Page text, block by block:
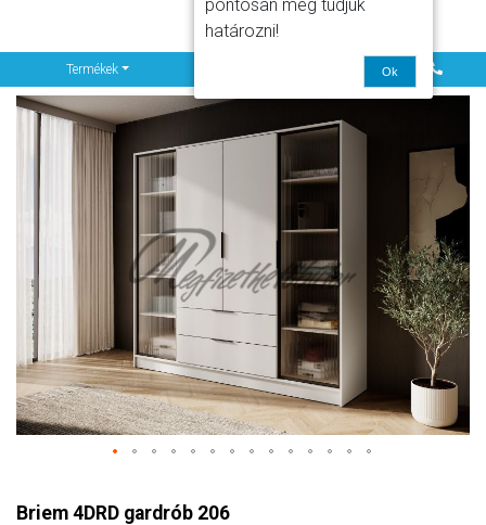
Termékek
Briem 4DRD gardrób 206
pontosan meg tudjuk
határozni!
Ok